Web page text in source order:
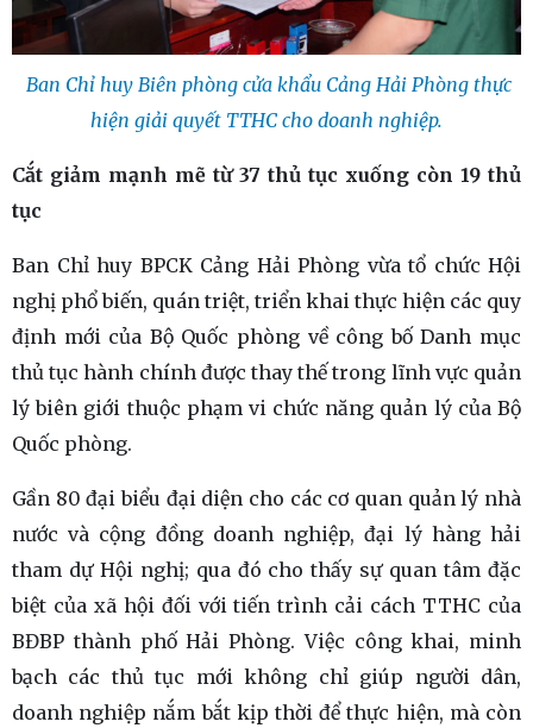
Ban Chỉ huy Biên phòng cửa khẩu Cảng Hải Phòng thực
hiện giải quyết TTHC cho doanh nghiệp.
Cắt giảm mạnh mẽ từ 37 thủ tục xuống còn 19 thủ
tục
Ban Chỉ huy BPCK Cảng Hải Phòng vừa tổ chức Hội
nghị phổ biến, quán triệt, triển khai thực hiện các quy
định mới của Bộ Quốc phòng về công bố Danh mục
thủ tục hành chính được thay thế trong lĩnh vực quản
lý biên giới thuộc phạm vi chức năng quản lý của Bộ
Quốc phòng.
Gần 80 đại biểu đại diện cho các cơ quan quản lý nhà
nước và cộng đồng doanh nghiệp, đại lý hàng hải
tham dự Hội nghị; qua đó cho thấy sự quan tâm đặc
biệt của xã hội đối với tiến trình cải cách TTHC của
BĐBP thành phố Hải Phòng. Việc công khai, minh
bạch các thủ tục mới không chỉ giúp người dân,
doanh nghiệp nắm bắt kịp thời để thực hiện, mà còn